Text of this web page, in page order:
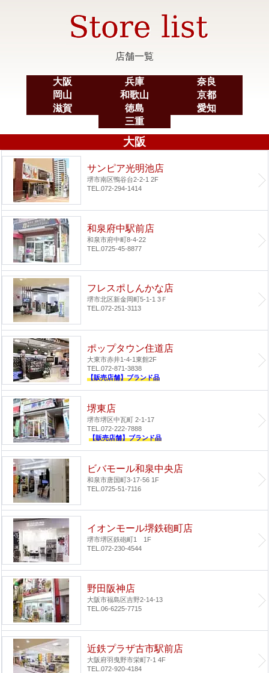
店舗一覧
大阪 兵庫
奈良
岡山
和歌山
京都
滋賀
徳島
愛知
三重
大阪
サンピア光明池店
堺市南区鴨谷台2-2-1 2F
TEL.072-294-1414
和泉府中駅前店
和泉市府中町8-4-22
TEL.0725-45-8877
フレスポしんかな店
堺市北区新金岡町5-1-1 3Ｆ
TEL.072-251-3113
ポップタウン住道店
大東市赤井1-4-1東館2F
TEL.072-871-3838
【販売店舗】ブランド品
堺東店
堺市堺区中瓦町 2-1-17
TEL.072-222-7888
【販売店舗】ブランド品
ビバモール和泉中央店
和泉市唐国町3-17-56 1F
TEL.0725-51-7116
イオンモール堺鉄砲町店
堺市堺区鉄砲町1 1F
TEL.072-230-4544
野田阪神店
大阪市福島区吉野2-14-13
TEL.06-6225-7715
近鉄プラザ古市駅前店
大阪府羽曳野市栄町7-1 4F
TEL.072-920-4184